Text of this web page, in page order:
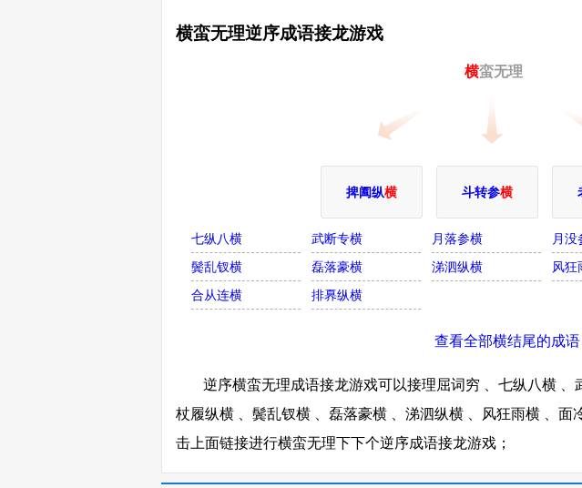
横蛮无理逆序成语接龙游戏
横蛮无理
捭阖纵横 斗转参横
七纵八横 武断专横 月落参横 月没
鬓乱钗横
磊落豪横 涕泗纵横 风狂
合从连横
排奡纵横
查看全部横结尾的成语
逆序横蛮无理成语接龙游戏可以接理屈词穷 、七纵八横 、
杖履纵横 、鬓乱钗横 、磊落豪横 、涕泗纵横 、风狂雨横 、面
击上面链接进行横蛮无理下下个逆序成语接龙游戏；